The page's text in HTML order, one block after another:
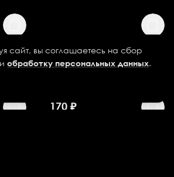
Картофель по-
деревенски
170 ₽
сайт, вы соглашаетесь на сбор
иобработку персональных данных.